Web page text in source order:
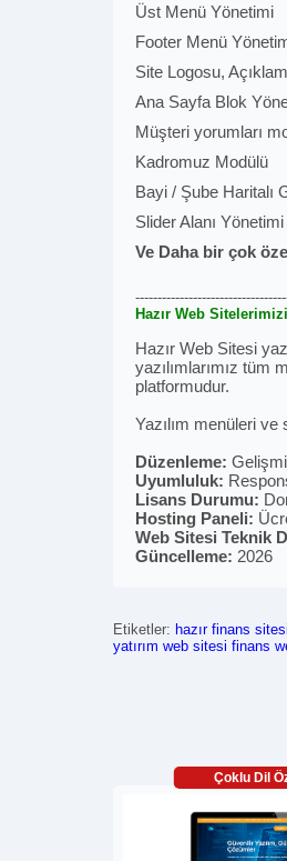
Üst Menü Yönetimi
Footer Menü
Site Logosu,
Ana Sayfa Blok
Müşteri yorumları
Kadromuz Modülü
Bayi / Şube Haritalı
Slider Alanı Yönetimi
Ve Daha bir çok
Hazır Web
Hazır Web Sitesi
yazılımlarımız
platformudur.
Yazılım menüleri
Düzenleme:
Uyumluluk:
Lisans Durumu:
Hosting Paneli:
Web Sitesi Teknik
Güncelleme: 2026
Etiketler: hazır finans sitesi
yatırım web sitesi finans
Çoklu Dil